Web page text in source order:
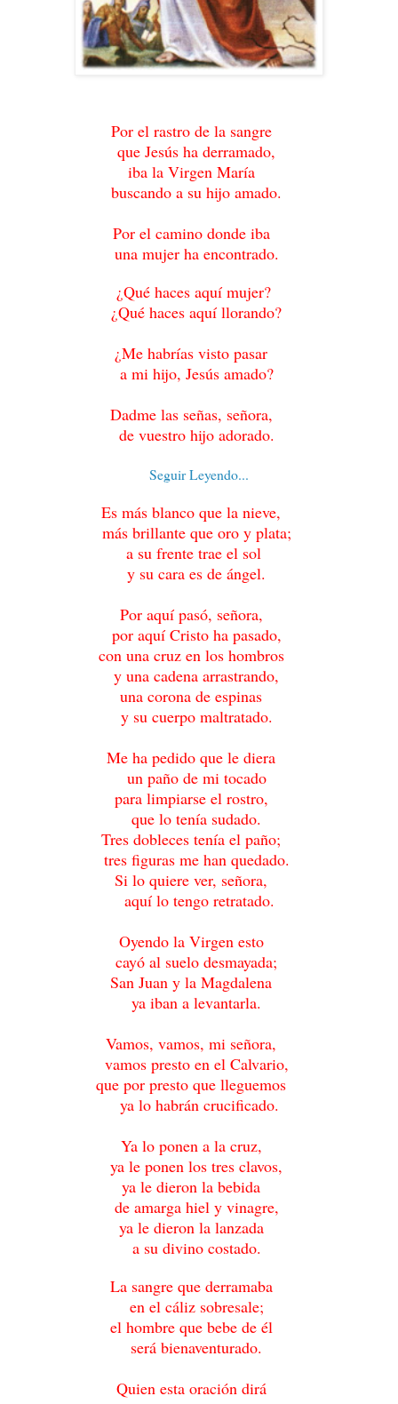
Por el rastro de la sangre
que Jesús ha derramado,
iba la Virgen María
buscando a su hijo amado.
Por el camino donde iba
una mujer ha encontrado.
¿Qué haces aquí mujer?
¿Qué haces aquí llorando?
¿Me habrías visto pasar
a mi hijo, Jesús amado?
Dadme las señas, señora,
de vuestro hijo adorado.
Seguir Leyendo...
Es más blanco que la nieve,
más brillante que oro y plata;
a su frente trae el sol
y su cara es de ángel.
Por aquí pasó, señora,
por aquí Cristo ha pasado,
con una cruz en los hombros
y una cadena arrastrando,
una corona de espinas
y su cuerpo maltratado.
Me ha pedido que le diera
un paño de mi tocado
para limpiarse el rostro,
que lo tenía sudado.
Tres dobleces tenía el paño;
tres figuras me han quedado.
Si lo quiere ver, señora,
aquí lo tengo retratado.
Oyendo la Virgen esto
cayó al suelo desmayada;
San Juan y la Magdalena
ya iban a levantarla.
Vamos, vamos, mi señora,
vamos presto en el Calvario,
que por presto que lleguemos
ya lo habrán crucificado.
Ya lo ponen a la cruz,
ya le ponen los tres clavos,
ya le dieron la bebida
de amarga hiel y vinagre,
ya le dieron la lanzada
a su divino costado.
La sangre que derramaba
en el cáliz sobresale;
el hombre que bebe de él
será bienaventurado.
Quien esta oración dirá